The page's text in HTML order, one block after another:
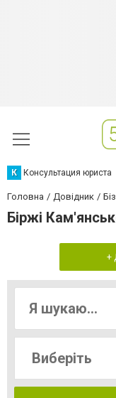
К Консультация юриста
Головна Довідник
Біржі
+